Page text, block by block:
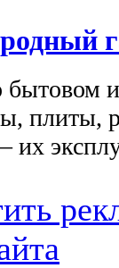
бытовом
плиты,
их